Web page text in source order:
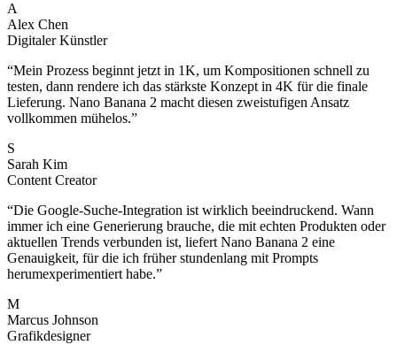
A
Alex Chen
Digitaler Künstler
“Mein Prozess beginnt jetzt in 1K, um Kompositionen schnell zu
testen, dann rendere ich das stärkste Konzept in 4K für die finale
Lieferung. Nano Banana 2 macht diesen zweistufigen Ansatz
vollkommen mühelos.”
S
Sarah Kim
Content Creator
“Die Google-Suche-Integration ist wirklich beeindruckend. Wann
immer ich eine Generierung brauche, die mit echten Produkten oder
aktuellen Trends verbunden ist, liefert Nano Banana 2 eine
Genauigkeit, für die ich früher stundenlang mit Prompts
herumexperimentiert habe.”
M
Marcus Johnson
Grafikdesigner